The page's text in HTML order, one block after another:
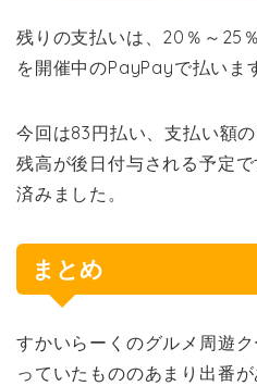
残りの支払いは、20％～25
を開催中のPayPayで払いま
今回は83円払い、支払い額
残高が後日付与される予定
済みました。
まとめ
すかいらーくのグルメ周遊
っていたもののあまり出番